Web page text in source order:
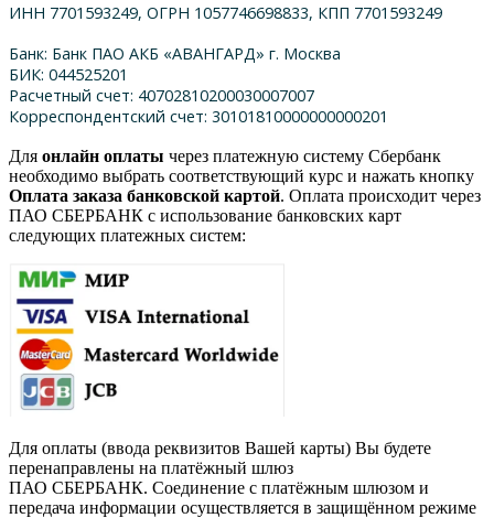
ИНН 7701593249, ОГРН 1057746698833, КПП 7701593249
Банк: Банк ПАО АКБ «АВАНГАРД» г. Москва
БИК: 044525201
Расчетный счет: 40702810200030007007
Корреспондентский счет: 30101810000000000201
Для онлайн оплаты через платежную систему Сбербанк
необходимо выбрать соответствующий курс и нажать кнопку
Оплата заказа банковской картой. Оплата происходит через
ПАО СБЕРБАНК с использование банковских карт
следующих платежных систем:
Для оплаты (ввода реквизитов Вашей карты) Вы будете
перенаправлены на платёжный шлюз
ПАО СБЕРБАНК. Соединение с платёжным шлюзом и
передача информации осуществляется в защищённом режиме